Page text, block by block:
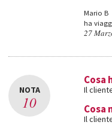
Mario B
ha
27
NOTA
10
Cosa
Il
Cosa
Il